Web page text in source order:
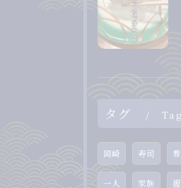
タグ
岡崎 寿司
一人 家族